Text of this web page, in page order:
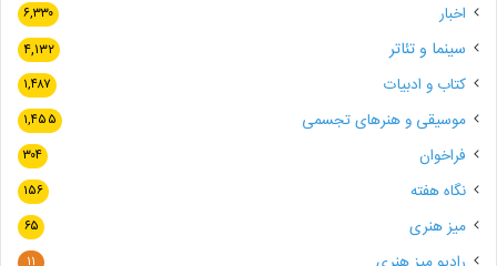
اخبار ۶,۳۳۰
سینما و تئاتر ۴,۱۳۲
کتاب و ادبیات ۱,۴۸۷
موسیقی و هنرهای تجسمی ۱,۴۵۵
فراخوان ۳۰۴
نگاه هفته ۱۵۶
میز هنری ۶۵